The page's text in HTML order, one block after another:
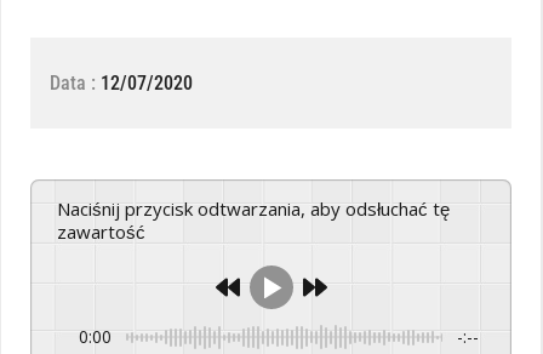
Data : 12/07/2020
Naciśnij przycisk odtwarzania, aby odsłuchać tę
zawartość
0:00 -:--